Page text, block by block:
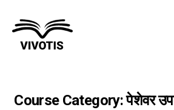
Course Category:पेशेवर